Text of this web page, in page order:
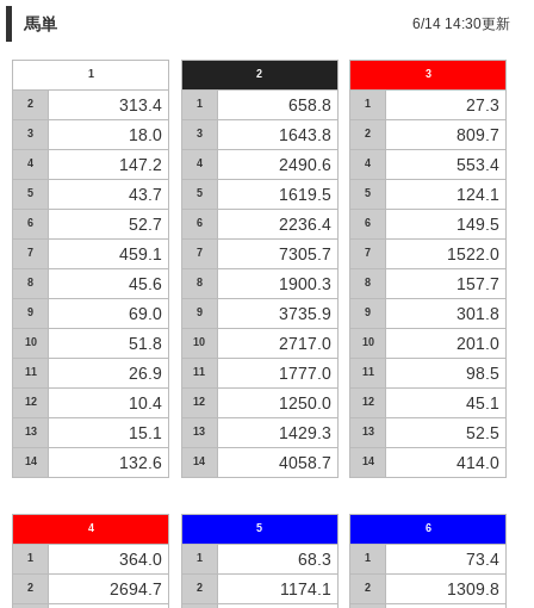
馬単 6/14 14:30更新
1
2 313.4
3 18.0
4 147.2
5 43.7
6 52.7
7 459.1
8 45.6
9 69.0
10 51.8
11 26.9
12 10.4
13 15.1
14 132.6
2
1 658.8
3 1643.8
4 2490.6
5 1619.5
6 2236.4
7 7305.7
8 1900.3
9 3735.9
10 2717.0
11 1777.0
12 1250.0
13 1429.3
14 4058.7
3
1 27.3
2 809.7
4 553.4
5 124.1
6 149.5
7 1522.0
8 157.7
9 301.8
10 201.0
11 98.5
12 45.1
13 52.5
14 414.0
4
1 364.0
2 2694.7
5
1 68.3
2 1174.1
6
1 73.4
2 1309.8